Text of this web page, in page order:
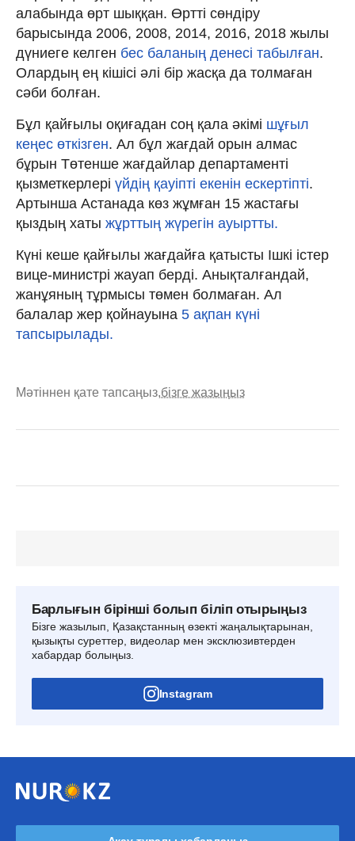
алабында өрт шыққан. Өртті сөндіру
барысында 2006, 2008, 2014, 2016, 2018 жылы
дүниеге келген бес баланың денесі табылған.
Олардың ең кішісі әлі бір жасқа да толмаған
сәби болған.
Бұл қайғылы оқиғадан соң қала әкімі шұғыл
кеңес өткізген. Ал бұл жағдай орын алмас
бұрын Төтенше жағдайлар департаменті
қызметкерлері үйдің қауіпті екенін ескертіпті.
Артынша Астанада көз жұмған 15 жастағы
қыздың хаты жұрттың жүрегін ауыртты.
Күні кеше қайғылы жағдайға қатысты Ішкі істер
вице-министрі жауап берді. Анықталғандай,
жанұяның тұрмысы төмен болмаған. Ал
балалар жер қойнауына 5 ақпан күні
тапсырылады.
Мәтіннен қате тапсаңыз,бізге жазыңыз
Барлығын бірінші болып біліп отырыңыз
Бізге жазылып, Қазақстанның өзекті жаңалықтарынан,
қызықты суреттер, видеолар мен эксклюзивтерден
хабардар болыңыз.
Instagram